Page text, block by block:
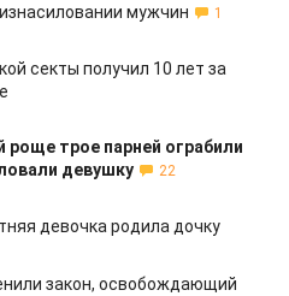
мужчин
1
секты получил 10 лет за
роще трое парней ограбили
девушку
22
девочка родила дочку
закон, освобождающий